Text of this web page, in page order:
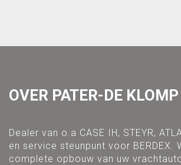
OVER PATER-DE KLOMP
Dealer van o.a CASE IH, STEYR,
en service steunpunt voor BERDEX.
complete opbouw van uw